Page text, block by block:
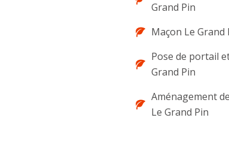
Grand Pin
Maçon Le Grand
Pose de portail
Grand Pin
Aménagement
Le Grand Pin